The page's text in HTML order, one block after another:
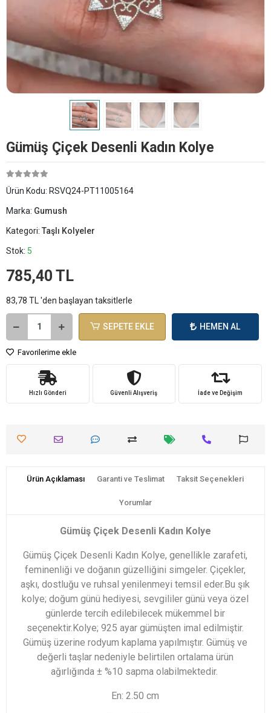
Gümüş Çiçek Desenli Kadın Kolye
Ürün Kodu: RSVQ24-PT11005164
Marka: Gumush
Kategori: Taşlı Kolyeler
Stok: 5
785,40 TL
83,78 TL 'den başlayan taksitlerle
SEPETE EKLE HEMEN AL
Favorilerime ekle
Hızlı Gönderi Güvenli Alışveriş İade ve Değişim
Ürün Açıklaması Garanti ve Teslimat Taksit Seçenekleri
Yorumlar
Gümüş Çiçek Desenli Kadın Kolye
Gümüş Çiçek Desenli Kadın Kolye, genellikle zarafeti,
feminenliği ve doğanın güzelliğini simgeler. Çiçekler,
aşkı, dostluğu ve ruhsal yenilenmeyi temsil eder.Bu şık
kolye; doğum günü hediyesi, sevgililer günü veya özel
günlerde tercih edilebilecek mükemmel bir
seçenektir.Kolye; 925 ayar gümüşten imal edilmiştir.
Gümüş üzerine rodyum kaplama yapılmıştır. Gümüş ve
değerli taşlar nedeniyle belirtilen ortalama ürün
ağırlığında ± %10 sapma olabilmektedir.
En: 2.50 cm